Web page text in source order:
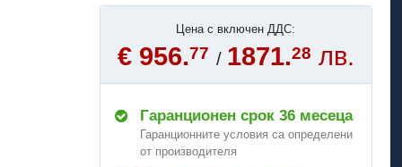
Цена с включен ДДС:
€ 956.77 / 1871.28 лв.
Гаранционен срок 36 месеца
Гаранционните условия са определени
от производителя